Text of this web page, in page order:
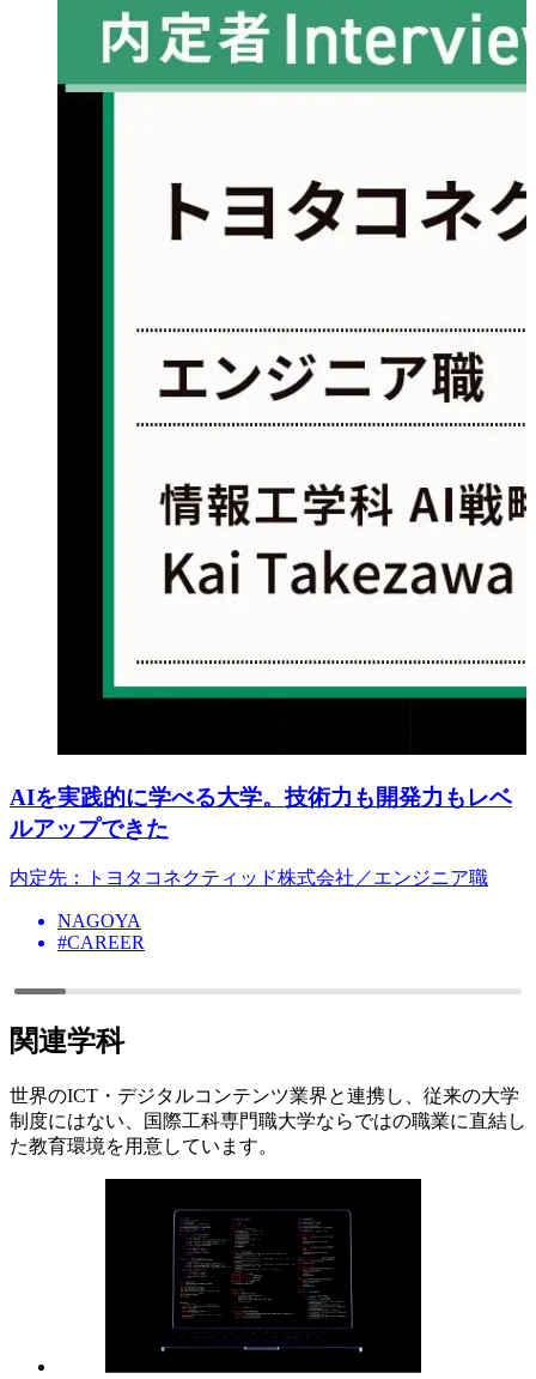
AIを実践的に学べる大学。技術力も開発力もレベ
ルアップできた
内定先：トヨタコネクティッド株式会社／エンジニア職
NAGOYA
#CAREER
関連学科
世界のICT・デジタルコンテンツ業界と連携し、従来の大学
制度にはない、国際工科専門職大学ならではの職業に直結し
た教育環境を用意しています。